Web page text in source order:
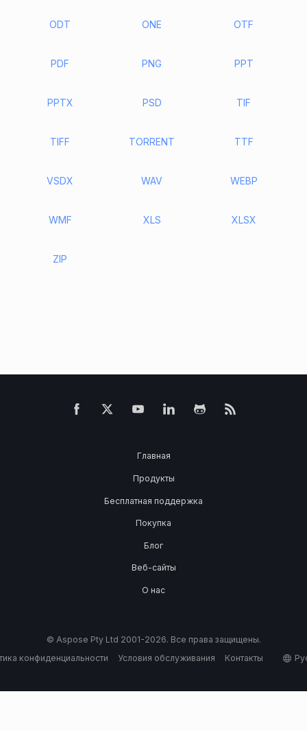
ODT ONE OTF
PDF PNG PPT
PPTX PSD TIF
TIFF TORRENT TTF
VSDX WAV WEBP
WMF XLS XLSX
ZIP
Главная
Продукты
Бесплатная поддержка
Покупка
Блог
Веб-сайты
О нас
© Aspose Pty Ltd 2001-2026. Все права защищены.
конфиденциальности
Условия обслуживания Контакты